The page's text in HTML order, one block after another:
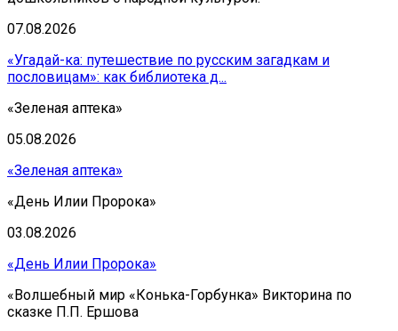
07.08.2026
«Угадай-ка: путешествие по русским загадкам и
пословицам»: как библиотека д...
«Зеленая аптека»
05.08.2026
«Зеленая аптека»
«День Илии Пророка»
03.08.2026
«День Илии Пророка»
«Волшебный мир «Конька-Горбунка» Викторина по
сказке П.П. Ершова